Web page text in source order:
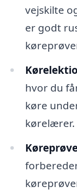
vejskilte
er godt
hvor du
køre
kørelærer.